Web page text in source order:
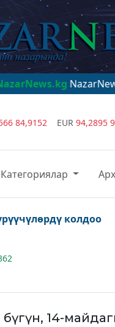
NazarNews - дүйнө
84,9152 EUR 94,2895
Категориялар
колдоо
14-